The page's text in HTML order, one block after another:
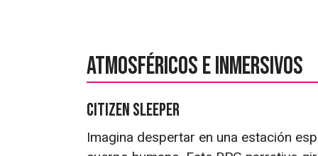
Atmosféricos e inmersivos
Citizen Sleeper
Imagina despertar en una estación